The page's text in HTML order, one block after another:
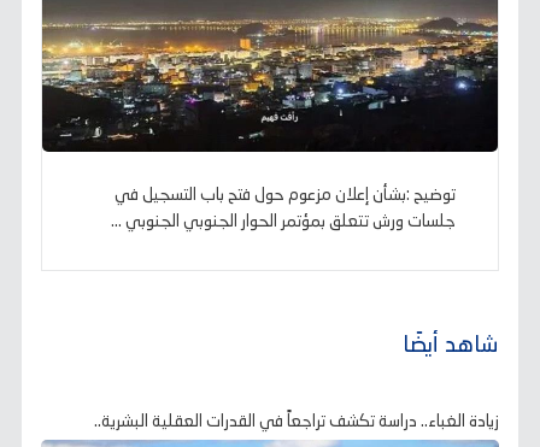
توضيح :بشأن إعلان مزعوم حول فتح باب التسجيل في
جلسات ورش تتعلق بمؤتمر الحوار الجنوبي الجنوبي ...
شاهد أيضًا
زيادة الغباء.. دراسة تكشف تراجعاً في القدرات العقلية البشرية..